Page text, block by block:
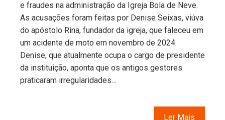
e fraudes na administração da Igreja Bola de Neve.
As acusações foram feitas por Denise Seixas, viúva
do apóstolo Rina, fundador da igreja, que faleceu em
um acidente de moto em novembro de 2024.
Denise, que atualmente ocupa o cargo de presidente
da instituição, aponta que os antigos gestores
praticaram irregularidades…
Ler Mais